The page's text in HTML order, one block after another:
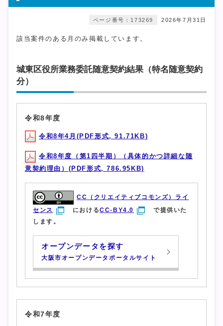
2026年7月31日
ページ番号：173269
該当案件のある月のみ掲載しています。
城東区役所業務委託随意契約結果（特名随意契約
分）
令和8年度
令和8年4月(PDF形式, 91.71KB)
令和8年度（第1四半期）（具体的かつ詳細な随
意契約理由）(PDF形式, 786.95KB)
CC（クリエイティブコモンズ）ライ
センス
におけるCC-BY4.0
で提供いた
します。
オープンデータを探す
大阪市オープンデータポータルサイト
令和7年度